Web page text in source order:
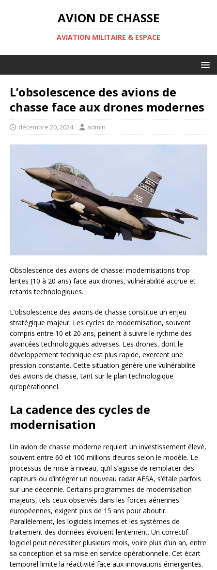
AVION DE CHASSE
AVIATION MILITAIRE & ESPACE
L’obsolescence des avions de
chasse face aux drones modernes
décembre 20, 2024 admin
Obsolescence des avions de chasse: modernisations trop
lentes (10 à 20 ans) face aux drones, vulnérabilité accrue et
retards technologiques.
L’obsolescence des avions de chasse constitue un enjeu
stratégique majeur. Les cycles de modernisation, souvent
compris entre 10 et 20 ans, peinent à suivre le rythme des
avancées technologiques adverses. Les drones, dont le
développement technique est plus rapide, exercent une
pression constante. Cette situation génère une vulnérabilité
des avions de chasse, tant sur le plan technologique
qu’opérationnel.
La cadence des cycles de
modernisation
Un avion de chasse moderne requiert un investissement élevé,
souvent entre 60 et 100 millions d’euros selon le modèle. Le
processus de mise à niveau, qu’il s’agisse de remplacer des
capteurs ou d’intégrer un nouveau radar AESA, s’étale parfois
sur une décennie. Certains programmes de modernisation
majeurs, tels ceux observés dans les forces aériennes
européennes, exigent plus de 15 ans pour aboutir.
Parallèlement, les logiciels internes et les systèmes de
traitement des données évoluent lentement. Un correctif
logiciel peut nécessiter plusieurs mois, voire plus d’un an, entre
sa conception et sa mise en service opérationnelle. Cet écart
temporel limite la réactivité face aux innovations émergentes.